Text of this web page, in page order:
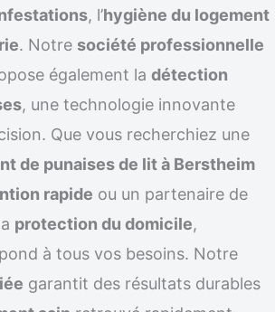
, l’hygiène du logement
. Notre société professionnelle
également la détection
, une technologie innovante
Que vous recherchiez une
de punaises de lit à Berstheim
rapide ou un partenaire de
protection du domicile,
à tous vos besoins. Notre
garantit des résultats durables